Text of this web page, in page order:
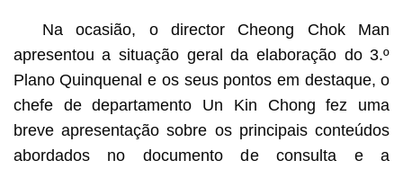
Na ocasião, o director Cheong Chok Man
apresentou a situação geral da elaboração do 3.º
Plano Quinquenal e os seus pontos em destaque, o
chefe de departamento Un Kin Chong fez uma
breve apresentação sobre os principais conteúdos
abordados no documento de consulta e a